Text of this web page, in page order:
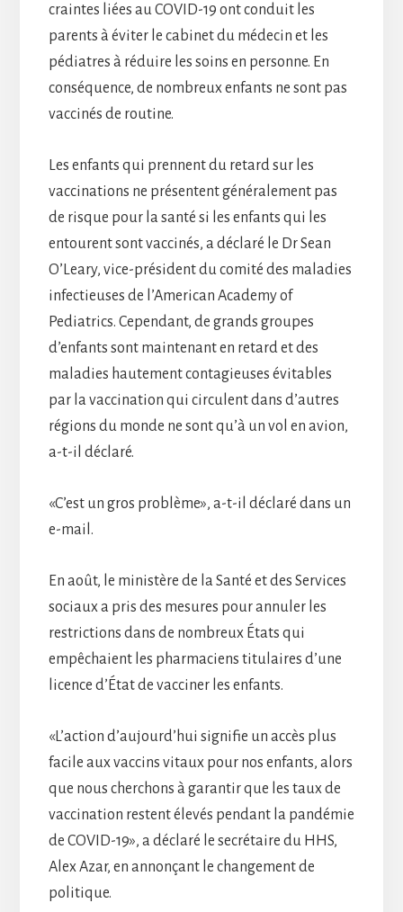
craintes liées au COVID-19 ont conduit les
parents à éviter le cabinet du médecin et les
pédiatres à réduire les soins en personne. En
conséquence, de nombreux enfants ne sont pas
vaccinés de routine.
Les enfants qui prennent du retard sur les
vaccinations ne présentent généralement pas
de risque pour la santé si les enfants qui les
entourent sont vaccinés, a déclaré le Dr Sean
O’Leary, vice-président du comité des maladies
infectieuses de l’American Academy of
Pediatrics. Cependant, de grands groupes
d’enfants sont maintenant en retard et des
maladies hautement contagieuses évitables
par la vaccination qui circulent dans d’autres
régions du monde ne sont qu’à un vol en avion,
a-t-il déclaré.
«C’est un gros problème», a-t-il déclaré dans un
e-mail.
En août, le ministère de la Santé et des Services
sociaux a pris des mesures pour annuler les
restrictions dans de nombreux États qui
empêchaient les pharmaciens titulaires d’une
licence d’État de vacciner les enfants.
«L’action d’aujourd’hui signifie un accès plus
facile aux vaccins vitaux pour nos enfants, alors
que nous cherchons à garantir que les taux de
vaccination restent élevés pendant la pandémie
de COVID-19», a déclaré le secrétaire du HHS,
Alex Azar, en annonçant le changement de
politique.